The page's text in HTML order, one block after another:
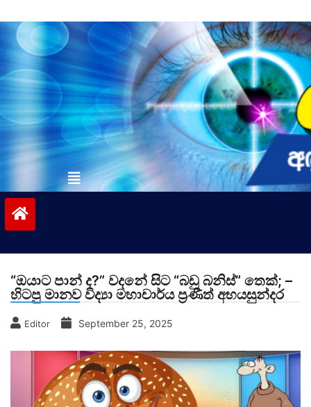
to
contentvinivida.lk
“ඔයාට පාන් ද?” වදනේ සිට “බඩු බනිස්” තෙක්; –
හිටපු මානව විද්‍යා මහාචාර්ය ප්‍රණීත් අභයසුන්දර
Editor September 25, 2025